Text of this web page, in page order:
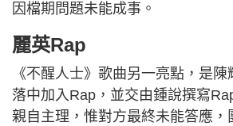
因檔期問題未能成事。
麗英Rap
《不醒人士》歌曲另一亮點，是
落中加入Rap，並交由鍾說撰寫
親自主理，惟對方最終未能答應，